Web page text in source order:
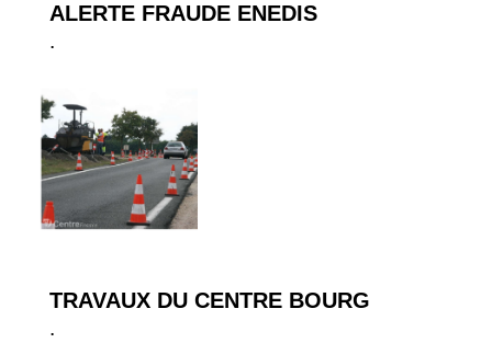
ALERTE FRAUDE ENEDIS
.
TRAVAUX DU CENTRE BOURG
.